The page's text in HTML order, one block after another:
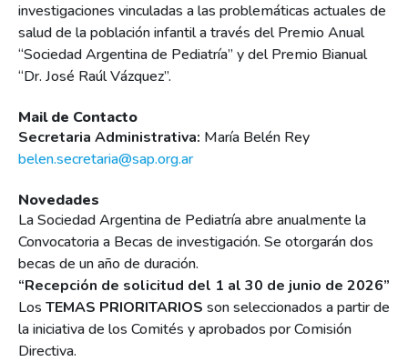
investigaciones vinculadas a las problemáticas actuales de
salud de la población infantil a través del Premio Anual
“Sociedad Argentina de Pediatría” y del Premio Bianual
“Dr. José Raúl Vázquez”.
Mail de Contacto
Secretaria Administrativa: María Belén Rey
belen.secretaria@sap.org.ar
Novedades
La Sociedad Argentina de Pediatría abre anualmente la
Convocatoria a Becas de investigación. Se otorgarán dos
becas de un año de duración.
“Recepción de solicitud del 1 al 30 de junio de 2026”
Los TEMAS PRIORITARIOS son seleccionados a partir de
la iniciativa de los Comités y aprobados por Comisión
Directiva.